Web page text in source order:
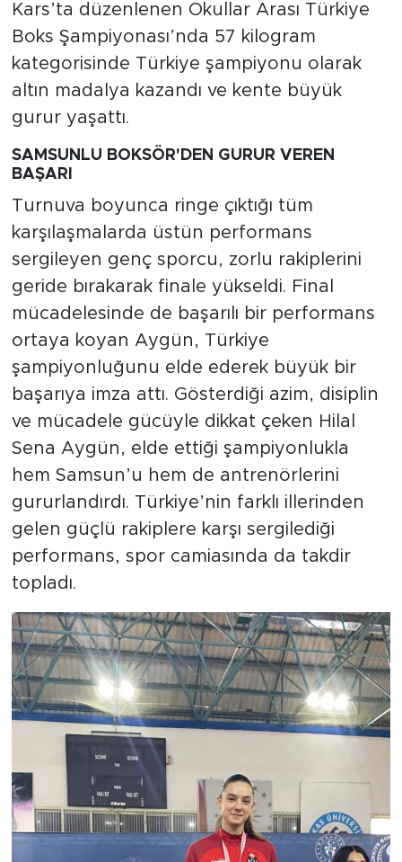
Kars’ta düzenlenen Okullar Arası Türkiye
Boks Şampiyonası’nda 57 kilogram
kategorisinde Türkiye şampiyonu olarak
altın madalya kazandı ve kente büyük
gurur yaşattı.
SAMSUNLU BOKSÖR'DEN GURUR VEREN
BAŞARI
Turnuva boyunca ringe çıktığı tüm
karşılaşmalarda üstün performans
sergileyen genç sporcu, zorlu rakiplerini
geride bırakarak finale yükseldi. Final
mücadelesinde de başarılı bir performans
ortaya koyan Aygün, Türkiye
şampiyonluğunu elde ederek büyük bir
başarıya imza attı. Gösterdiği azim, disiplin
ve mücadele gücüyle dikkat çeken Hilal
Sena Aygün, elde ettiği şampiyonlukla
hem Samsun’u hem de antrenörlerini
gururlandırdı. Türkiye’nin farklı illerinden
gelen güçlü rakiplere karşı sergilediği
performans, spor camiasında da takdir
topladı.